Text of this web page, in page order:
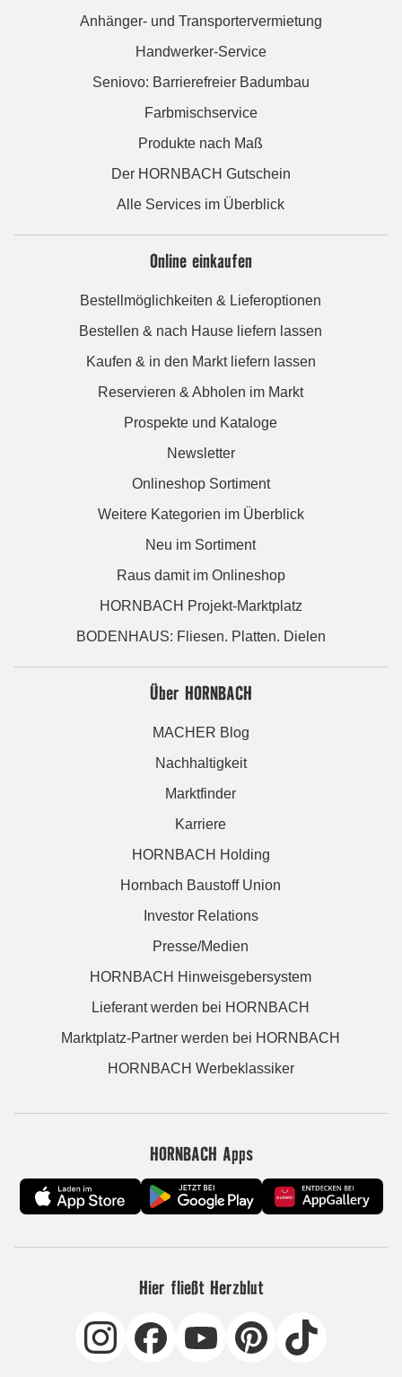
Anhänger- und Transportervermietung
Handwerker-Service
Seniovo: Barrierefreier Badumbau
Farbmischservice
Produkte nach Maß
Der HORNBACH Gutschein
Alle Services im Überblick
Online einkaufen
Bestellmöglichkeiten & Lieferoptionen
Bestellen & nach Hause liefern lassen
Kaufen & in den Markt liefern lassen
Reservieren & Abholen im Markt
Prospekte und Kataloge
Newsletter
Onlineshop Sortiment
Weitere Kategorien im Überblick
Neu im Sortiment
Raus damit im Onlineshop
HORNBACH Projekt-Marktplatz
BODENHAUS: Fliesen. Platten. Dielen
Über HORNBACH
MACHER Blog
Nachhaltigkeit
Marktfinder
Karriere
HORNBACH Holding
Hornbach Baustoff Union
Investor Relations
Presse/Medien
HORNBACH Hinweisgebersystem
Lieferant werden bei HORNBACH
Marktplatz-Partner werden bei HORNBACH
HORNBACH Werbeklassiker
HORNBACH Apps
Hier fließt Herzblut